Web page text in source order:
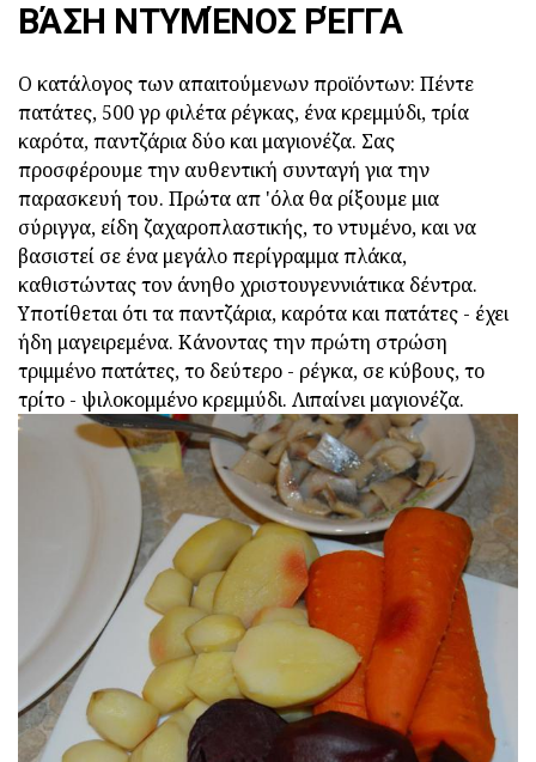
ΒΆΣΗ ΝΤΥΜΈΝΟΣ ΡΈΓΓΑ
Ο κατάλογος των απαιτούμενων προϊόντων: Πέντε
πατάτες, 500 γρ φιλέτα ρέγκας, ένα κρεμμύδι, τρία
καρότα, παντζάρια δύο και μαγιονέζα. Σας
προσφέρουμε την αυθεντική συνταγή για την
παρασκευή του. Πρώτα απ 'όλα θα ρίξουμε μια
σύριγγα, είδη ζαχαροπλαστικής, το ντυμένο, και να
βασιστεί σε ένα μεγάλο περίγραμμα πλάκα,
καθιστώντας τον άνηθο χριστουγεννιάτικα δέντρα.
Υποτίθεται ότι τα παντζάρια, καρότα και πατάτες - έχει
ήδη μαγειρεμένα. Κάνοντας την πρώτη στρώση
τριμμένο πατάτες, το δεύτερο - ρέγκα, σε κύβους, το
τρίτο - ψιλοκομμένο κρεμμύδι. Λιπαίνει μαγιονέζα.